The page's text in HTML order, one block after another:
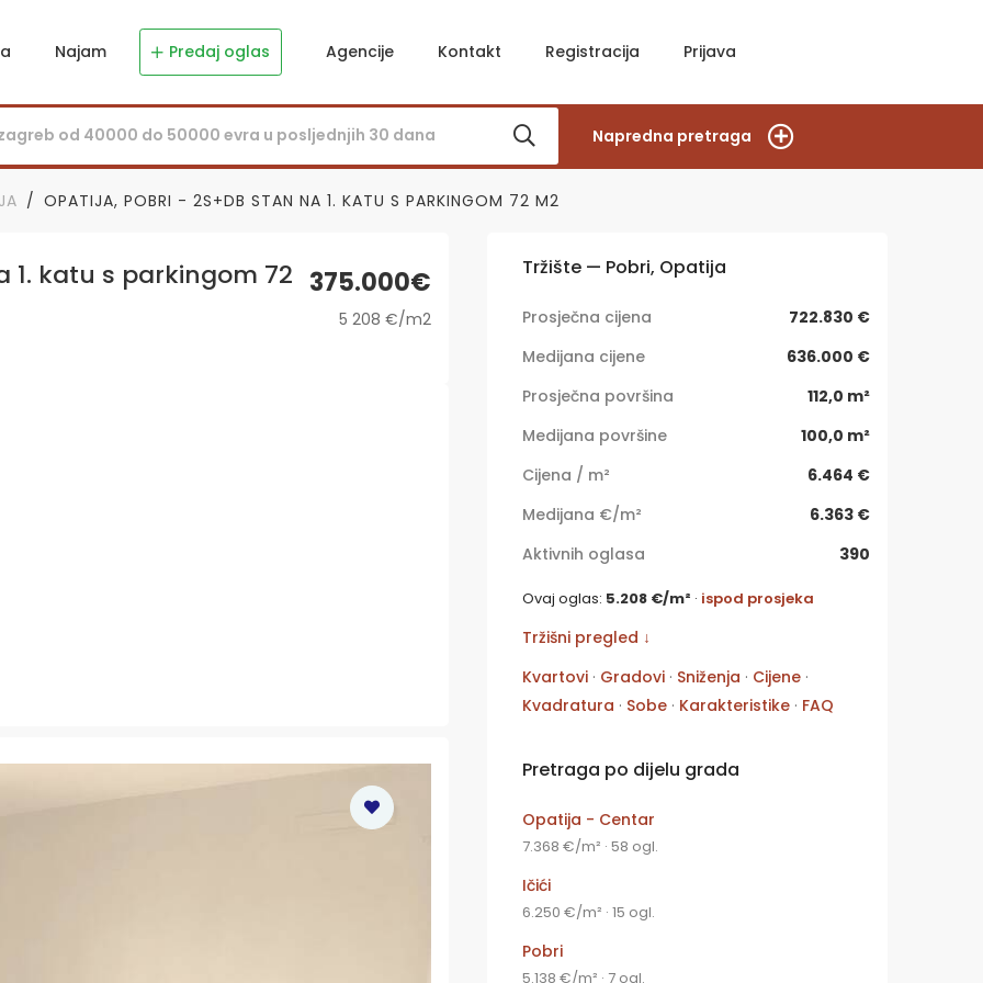
Najam Predaj oglas Agencije Kontakt Registracija Prijava
Napredna pretraga
OPATIJA, POBRI - 2S+DB STAN NA 1. KATU S PARKINGOM 72 M2
1. katu s parkingom 72 375.000€
5 208 €/m2
Tržište — Pobri, Opatija
Prosječna cijena
722.830 €
Medijana cijene
636.000 €
Prosječna površina
112,0 m²
Medijana površine
100,0 m²
Cijena / m²
6.464 €
Medijana €/m²
6.363 €
Aktivnih oglasa
390
Ovaj oglas: 5.208 €/m² · ispod prosjeka
Tržišni pregled ↓
Kvartovi · Gradovi · Sniženja · Cijene ·
Kvadratura · Sobe · Karakteristike · FAQ
Pretraga po dijelu grada
Opatija - Centar
7.368 €/m² · 58 ogl.
Ičići
6.250 €/m² · 15 ogl.
Pobri
5.138 €/m² · 7 ogl.